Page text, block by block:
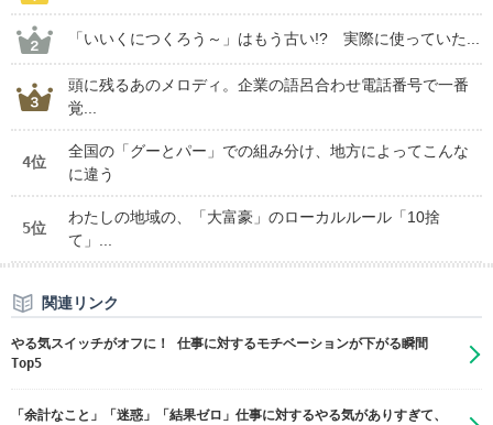
「いいくにつくろう～」はもう古い!? 実際に使っていた...
頭に残るあのメロディ。企業の語呂合わせ電話番号で一番
覚...
4位
全国の「グーとパー」での組み分け、地方によってこんな
に違う
5位
わたしの地域の、「大富豪」のローカルルール「10捨
て」...
関連リンク
やる気スイッチがオフに！ 仕事に対するモチベーションが下がる瞬間
Top5
「余計なこと」「迷惑」「結果ゼロ」仕事に対するやる気がありすぎて、